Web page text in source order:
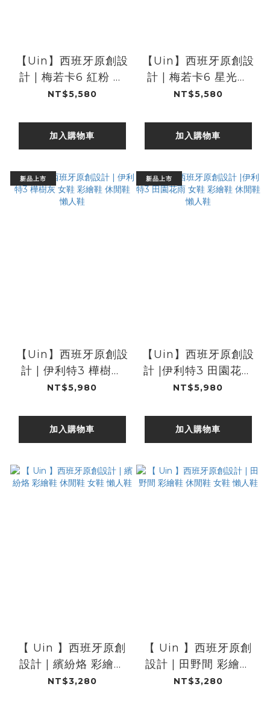
【Uin】西班牙原創設
計 | 梅若卡6 紅粉 女
鞋 彩繪鞋 休閒鞋 懶人
NT$5,580
加入購物車
【Uin】西班牙原創設
計 | 梅若卡6 星光黃
女鞋 彩繪鞋 休閒鞋 懶
NT$5,580
加入購物車
新品上市
【Uin】西班牙原創設
計 | 伊利特3 樺樹灰
女鞋 彩繪鞋 休閒鞋 懶
NT$5,980
加入購物車
新品上市
【Uin】西班牙原創設
計 |伊利特3 田園花雨
女鞋 彩繪鞋 休閒鞋 懶
NT$5,980
加入購物車
【 Uin 】西班牙原創
設計 | 繽紛烙 彩繪鞋
休閒鞋 女鞋 懶人鞋
NT$3,280
【 Uin 】西班牙原創
設計 | 田野間 彩繪鞋
休閒鞋 女鞋 懶人鞋
NT$3,280